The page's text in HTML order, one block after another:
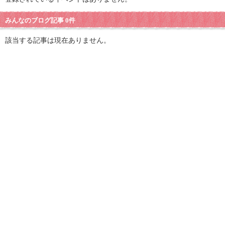
みんなのブログ記事 0件
該当する記事は現在ありません。